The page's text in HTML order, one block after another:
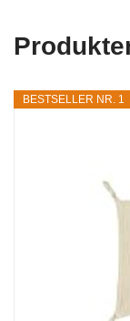
BESTSELLER NR. 1